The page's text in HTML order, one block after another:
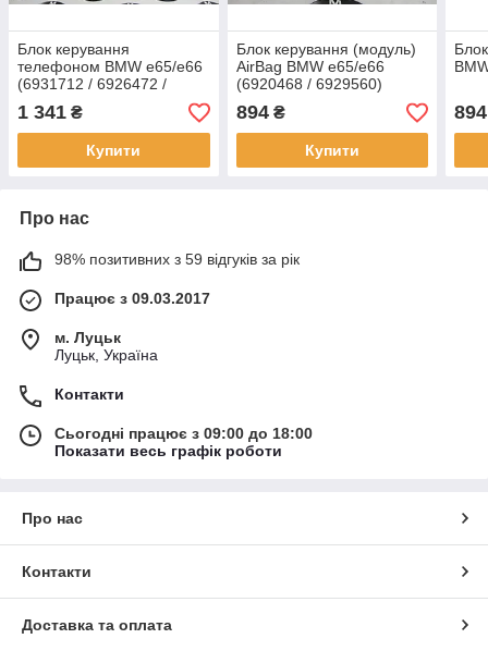
Блок керування
телефоном BMW e65/e66
(6931712 / 6926472 /
6921679)
1 341 ₴
Купити
Блок керування (модуль)
AirBag BMW e65/e66
(6920468 / 6929560)
894₴
Купити
894
Про нас
98% позитивних з 59 відгуків за рік
Працює з 09.03.2017
м. Луцьк
Луцьк, Україна
Контакти
Сьогодні працює з 09:00 до 18:00
Показати весь графік роботи
Про нас
Контакти
Доставка та оплата